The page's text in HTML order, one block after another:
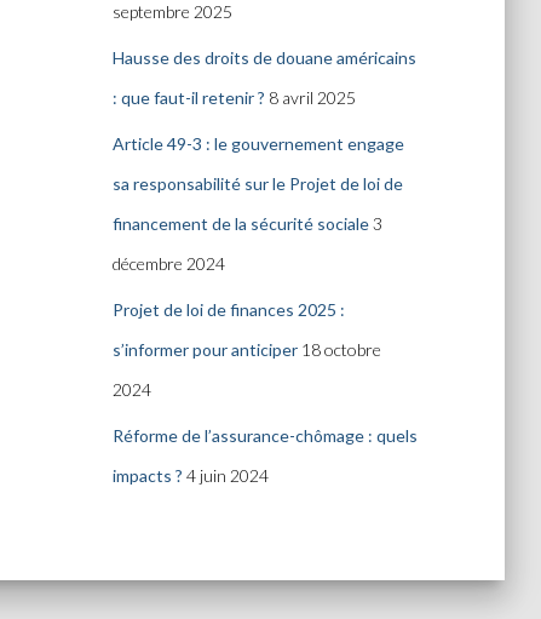
septembre 2025
Hausse des droits de douane américains
: que faut-il retenir ? 8 avril 2025
Article 49-3 : le gouvernement engage
sa responsabilité sur le Projet de loi de
financement de la sécurité sociale 3
décembre 2024
Projet de loi de finances 2025 :
s’informer pour anticiper 18 octobre
2024
Réforme de l’assurance-chômage : quels
impacts ? 4 juin 2024